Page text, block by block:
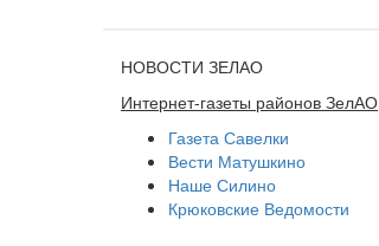
НОВОСТИ ЗЕЛАО
Интернет-газеты районов ЗелАО
Газета Савелки
Вести Матушкино
Наше Силино
Крюковские Ведомости